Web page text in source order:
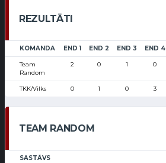
REZULTĀTI
KOMANDA END 1 END 2 END 3 END 4
Team
Random
2 0 1 0
TKK/Vilks 0 1 0 3
TEAM RANDOM
SASTĀVS